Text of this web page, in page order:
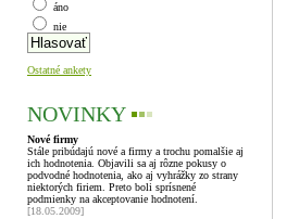
áno
nie
Ostatné ankety
NOVINKY ▪▪▪
Nové firmy
Stále pribúdajú nové a firmy a trochu pomalšie aj
ich hodnotenia. Objavili sa aj rôzne pokusy o
podvodné hodnotenia, ako aj vyhrážky zo strany
niektorých firiem. Preto boli sprísnené
podmienky na akceptovanie hodnotení.
[18.05.2009]